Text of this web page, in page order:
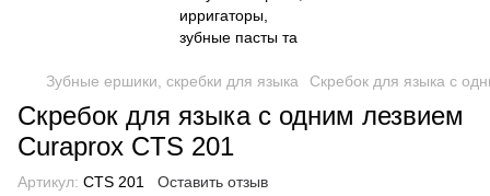
Зубные ершики, скребки для языка Скребок для языка с
Скребок для языка с одним лезвием
Curaprox CTS 201
Артикул: CTS 201 Оставить отзыв